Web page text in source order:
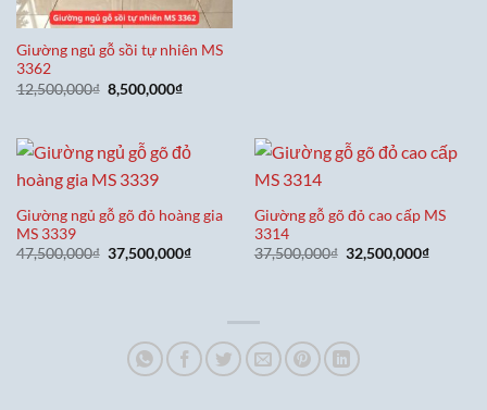
Giường ngủ gỗ sồi tự nhiên MS
3362
12,500,000₫ Giá
gốc
8,500,000₫Giá
8,500,000₫.
Giường ngủ gỗ gõ đỏ hoàng gia
MS 3339
47,500,000₫ Giá
gốc
37,500,000₫Giá
Giường gỗ gõ đỏ cao cấp MS
3314
37,500,000₫ Giá
gốc
32,500,000₫Giá